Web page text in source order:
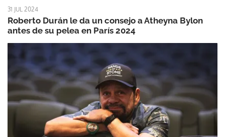
31 JUL 2024
Roberto Durán le da un consejo a Atheyna Bylon
antes de su pelea en París 2024